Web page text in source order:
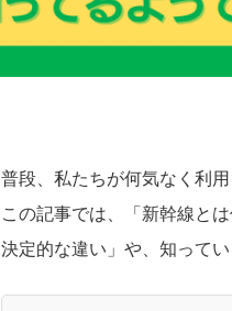
普段、私たちが何気なく利
この記事では、「新幹線と
決定的な違い」や、知って